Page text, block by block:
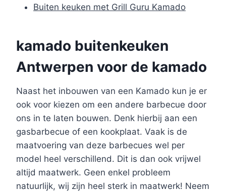
Buiten keuken met Grill Guru Kamado
kamado buitenkeuken
Antwerpen voor de kamado
Naast het inbouwen van een Kamado kun je er
ook voor kiezen om een andere barbecue door
ons in te laten bouwen. Denk hierbij aan een
gasbarbecue of een kookplaat. Vaak is de
maatvoering van deze barbecues wel per
model heel verschillend. Dit is dan ook vrijwel
altijd maatwerk. Geen enkel probleem
natuurlijk, wij zijn heel sterk in maatwerk! Neem